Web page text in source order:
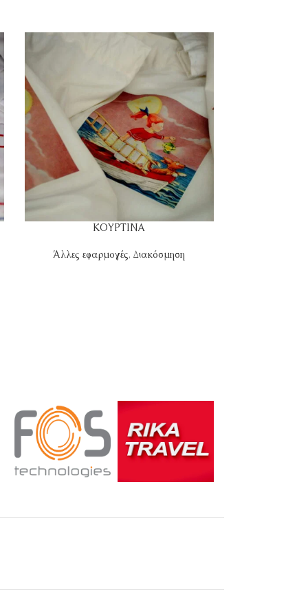
ΚΟΥΡΤΙΝΑ
Άλλες εφαρμογές,Διακόσμηση